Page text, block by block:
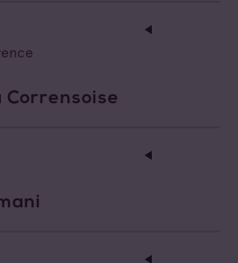
Corrensoise